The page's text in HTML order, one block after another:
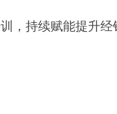
，持续赋能提升